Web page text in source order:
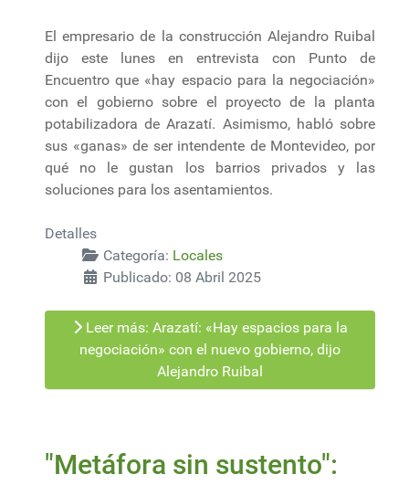
El empresario de la construcción Alejandro Ruibal
dijo este lunes en entrevista con Punto de
Encuentro que «hay espacio para la negociación»
con el gobierno sobre el proyecto de la planta
potabilizadora de Arazatí. Asimismo, habló sobre
sus «ganas» de ser intendente de Montevideo, por
qué no le gustan los barrios privados y las
soluciones para los asentamientos.
Detalles
Categoría: Locales
Publicado: 08 Abril 2025
Leer más: Arazatí: «Hay espacios para la
negociación» con el nuevo gobierno, dijo
Alejandro Ruibal
"Metáfora sin sustento":